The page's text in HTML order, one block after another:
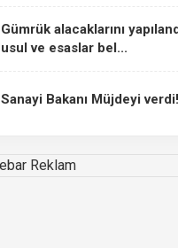
Gümrük alacaklarını
usul ve esaslar bel...
Sanayi Bakanı Müjdeyi verdi!